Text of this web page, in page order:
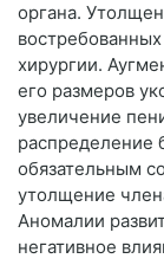
органа.
хирургии.
его размеров
увеличение
распределение
обязательным
утолщение
Аномалии
негативное